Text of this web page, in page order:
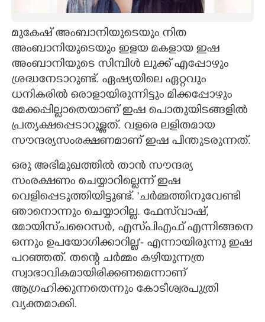
LITERATURE
ZOOM
CONTACT US
മുകേഷ് അംബാനിയുടെയും നിത
അംബാനിയുടെയും ഇളയ മകളായ ഇഷ
അംബാനിയുടെ സിമ്പിൾ ലുക്ക് എപ്പോഴും
ശ്രദ്ധനേടാറുണ്ട്. ഏഷ്യയിലെ ഏറ്റവും
ധനികരിൽ ഒരാളായിരുന്നിട്ടും മിക്കപ്പോഴും
മേക്കപ്പില്ലാതെയാണ് ഇഷ പൊതുയിടങ്ങളിൽ
പ്രത്യക്ഷപ്പെടാറുള്ളത്. വളരെ ലളിതമായ
സൗന്ദര്യസംരക്ഷണമാണ് ഇഷ പിന്തുടരുന്നത്.
ഒരു അഭിമുഖത്തിൽ താൻ സൗന്ദര്യ
സംരക്ഷണം ചെയ്യാറില്ലെന്ന് ഇഷ
വെളിപ്പെടുത്തിയിട്ടുണ്ട്. 'ചർമ്മത്തിനുവേണ്ടി
ഞാനൊന്നും ചെയ്യാറില്ല. ഫേസ്‌വാഷ്,
മോയിസ്‌‌ചറൈസർ, എസ്‌പിഎഫ് എന്നിങ്ങനെ
ഒന്നും ഉപയോഗിക്കാറില്ല'- എന്നായിരുന്നു ഇഷ
പറഞ്ഞത്. തന്റെ ചർമ്മം കഴിയുന്നത്ര
സ്വാഭാവികമായിരിക്കണമെന്നാണ്
ആഗ്രഹിക്കുന്നതെന്നും കോടീശ്വരപുത്രി
വ്യക്തമാക്കി.